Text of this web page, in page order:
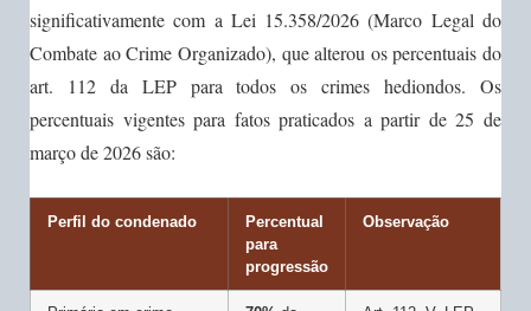
significativamente com a Lei 15.358/2026 (Marco Legal do
Combate ao Crime Organizado), que alterou os percentuais do
art. 112 da LEP para todos os crimes hediondos. Os
percentuais vigentes para fatos praticados a partir de 25 de
março de 2026 são:
Perfil do condenado
Percentual
para
progressão
Observação